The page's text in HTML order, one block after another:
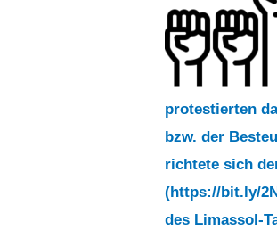
protestierten
bzw. der
richtete sich
(https://bit.ly/
des Limassol-